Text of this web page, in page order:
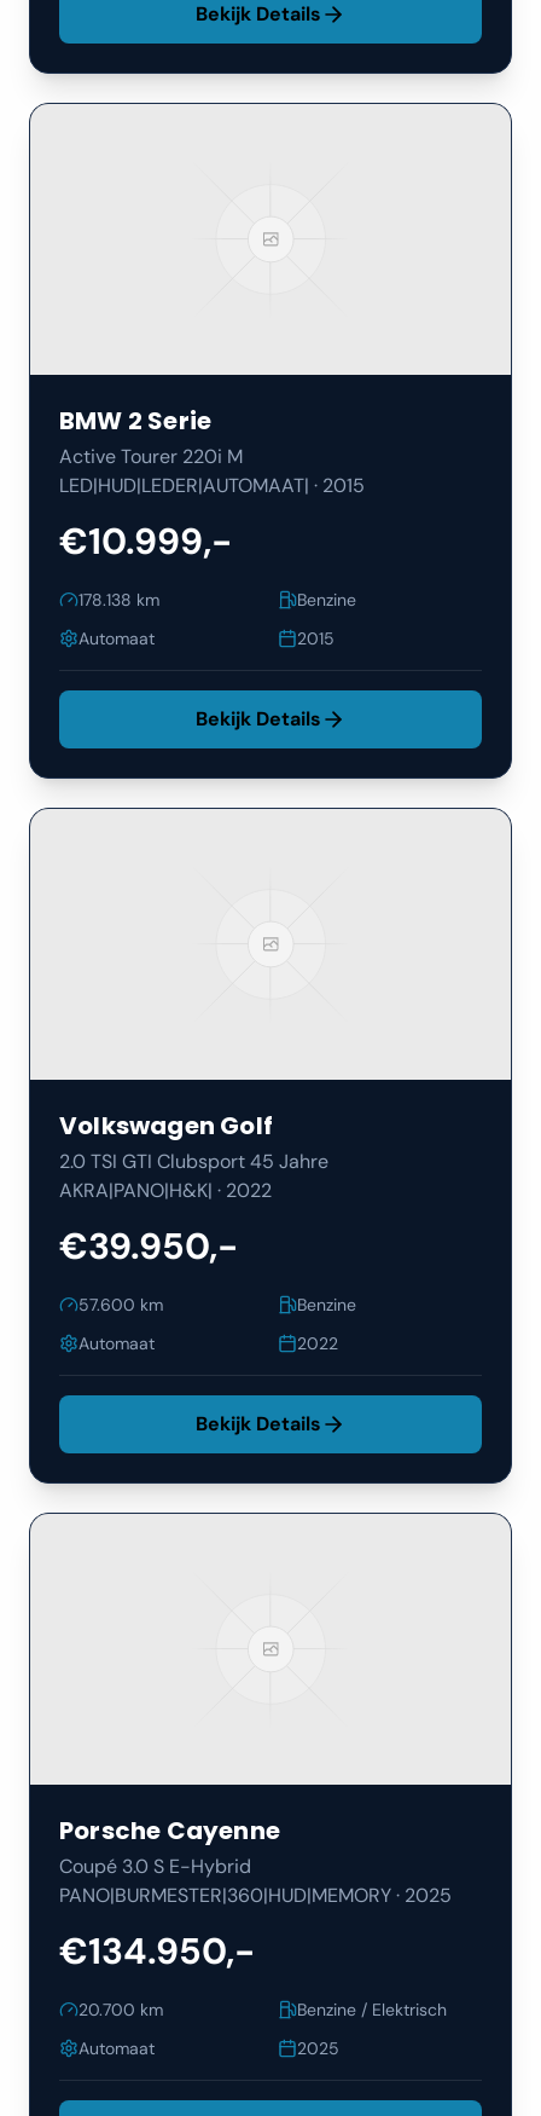
Bekijk Details
BMW 2 Serie
Active Tourer 220i M
LED|HUD|LEDER|AUTOMAAT| · 2015
€10.999,-
178.138 km
Benzine
Automaat
2015
Bekijk Details
Volkswagen Golf
2.0 TSI GTI Clubsport 45 Jahre
AKRA|PANO|H&K| · 2022
€39.950,-
57.600 km
Benzine
Automaat
2022
Bekijk Details
Porsche Cayenne
Coupé 3.0 S E-Hybrid
PANO|BURMESTER|360|HUD|MEMORY· 2025
€134.950,-
20.700 km
Benzine / Elektrisch
Automaat
2025